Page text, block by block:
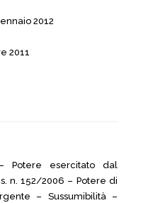
2012
2011
Potere esercitato dal
n. 152/2006 – Potere di
– Sussumibilità –